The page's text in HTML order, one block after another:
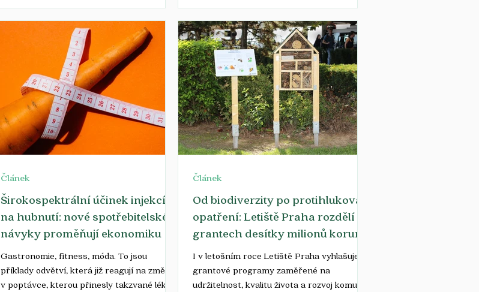
projekty. Jak uvádí ve své tiskové zprávě,
ve hře jsou statisícové finanční odměny i
možnost postoupit do evropského finále v
malé a střední podniky i start-upy
podnikající v České republice do 250
zaměstnanců, jejichž byznys stojí na
principech udržitelnosti. Projekty posoud
počáteční investici i jejich relativně drahý
provoz. Jako každá technologie však mají i
odsolovače vedle zjevných přínosů také
svou odvrácenou stranu. Budování těchto
zařízení se nejvíce daří v suchých
středomořských oblastech. Premiantem v
této branži je dlouhodobě Izrael. Na mořské
Širokospektrální účinek injekcí
na hubnutí: nové spotřebitelské
návyky proměňují ekonomiku
Gastronomie, fitness, móda. To jsou
příklady odvětví, která již reagují na změnu
v poptávce, kterou přinesly takzvané léky
Článek
Od biodiverzity po protihluková
opatření: Letiště Praha rozdělí na
grantech desítky milionů korun
I v letošním roce Letiště Praha vyhlašuje
grantové programy zaměřené na
udržitelnost, kvalitu života a rozvoj komunit
Článek